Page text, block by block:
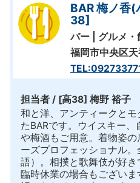
BAR 梅ノ香
38]
バー | グルメ・
福岡市中央区
担当者 / [高38] 梅野 裕子
和と洋、アンティークと
たBARです。ウイスキー
や梅酒もご用意。着物姿の
ーズプロフェッショナル
語）。相撲と歌舞伎が好き
臨時休業の場合もござい